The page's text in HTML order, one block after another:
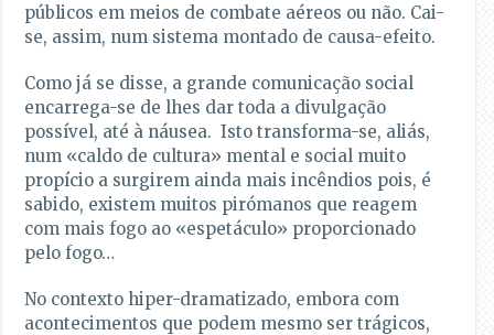
públicos em meios de combate aéreos ou não. Cai-
se, assim, num sistema montado de causa-efeito.
Como já se disse, a grande comunicação social
encarrega-se de lhes dar toda a divulgação
possível, até à náusea. Isto transforma-se, aliás,
num «caldo de cultura» mental e social muito
propício a surgirem ainda mais incêndios pois, é
sabido, existem muitos pirómanos que reagem
com mais fogo ao «espetáculo» proporcionado
pelo fogo…
No contexto hiper-dramatizado, embora com
acontecimentos que podem mesmo ser trágicos,